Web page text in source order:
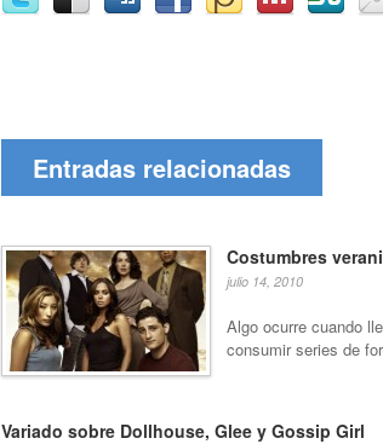
Entradas relacionadas
Costumbres
julio 14, 2010
Algo ocurre cuando
consumir series de
Variado sobre Dollhouse, Glee y Gossip Girl